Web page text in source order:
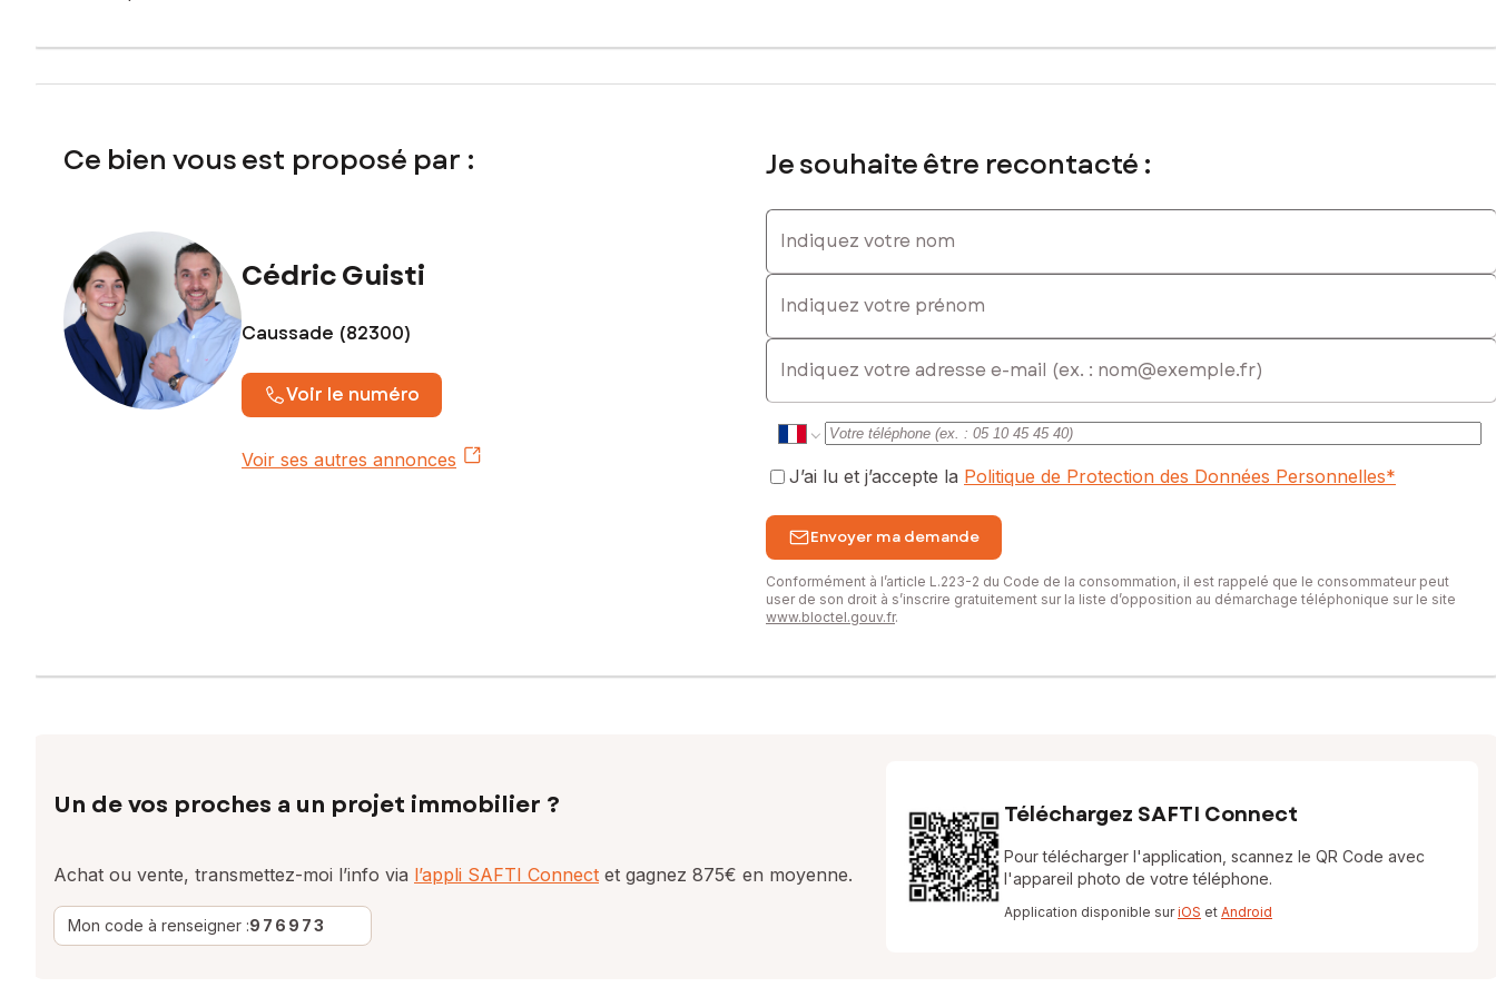
Contactez votre conseiller SAFTI : Cédric GUISTI, Tél. : 0767853288, E-mail : cedric.guisti@safti.fr - EI - Agent commercial immatriculé au RSAC de MONTAUBAN sous le numéro 907 959 431
Ce bien vous est proposé par :
Cédric Guisti
Caussade (82300)
Voir le numéro
Voir ses autres annonces
Je souhaite être recontacté :
Indiquez votre nom
Indiquez votre prénom
E-mail
J’ai lu et j’accepte la Politique de Protection des Données Personnelles*
Envoyer ma demande
Conformément à l’article L.223-2 du Code de la consommation, il est rappelé que le consommateur peut
user de son droit à s’inscrire gratuitement sur la liste d’opposition au démarchage téléphonique sur le site
www.bloctel.gouv.fr.
Un de vos proches a un projet immobilier ?
Achat ou vente, transmettez-moi l’info via l’appli SAFTI Connect et gagnez 875€ en moyenne.
Mon code à renseigner :976973
Téléchargez SAFTI Connect
Pour télécharger l'application, scannez le QR Code avec
l'appareil photo de votre téléphone.
Application disponible suriOS et Android